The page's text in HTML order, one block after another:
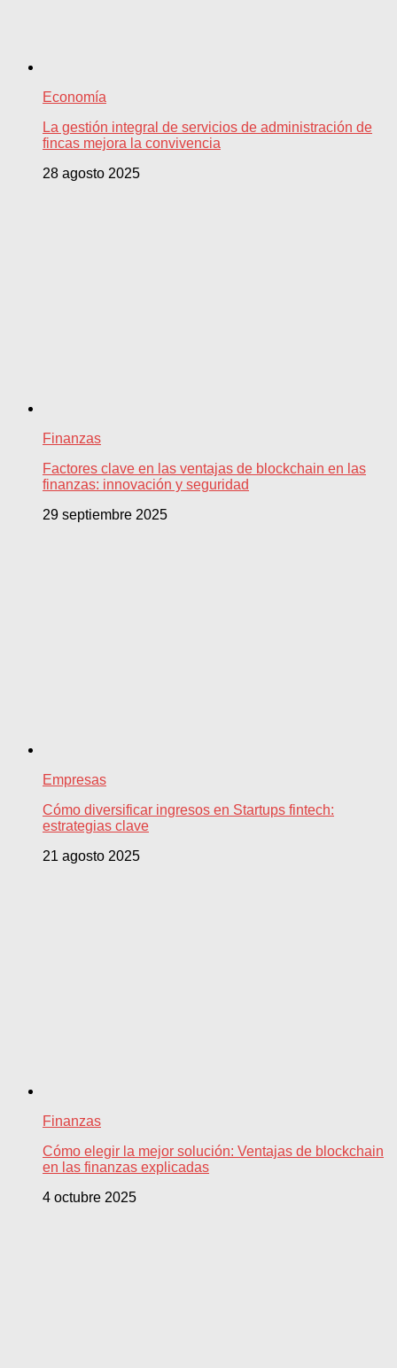
Economía
La gestión integral de servicios de administración de
fincas mejora la convivencia
28 agosto 2025
Finanzas
Factores clave en las ventajas de blockchain en las
finanzas: innovación y seguridad
29 septiembre 2025
Empresas
Cómo diversificar ingresos en Startups fintech:
estrategias clave
21 agosto 2025
Finanzas
Cómo elegir la mejor solución: Ventajas de blockchain
en las finanzas explicadas
4 octubre 2025